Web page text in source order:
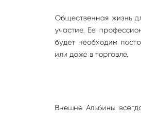
Общественная жизнь
участие. Ее
будет необходим
или даже в торговле.
Внешне Альбины